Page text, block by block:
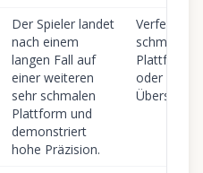
Der Spieler landet
nach einem
langen Fall auf
einer weiteren
sehr schmalen
Plattform und
demonstriert
hohe Präzision.
Verfehlen
schmalen
Plattform
oder